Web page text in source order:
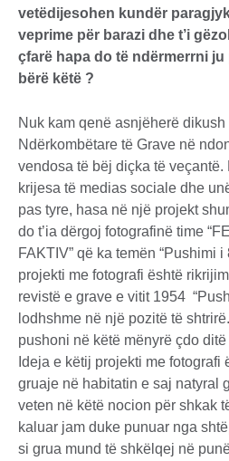
vetëdijesohen kundër
veprime për barazi dhe t’i
çfarë hapa do të ndërmerrni
bërë këtë ?
Nuk kam qenë asnjëherë dikush
Ndërkombëtare të Grave në
vendosa të bëj diçka të veçantë.
krijesa të medias sociale dhe
pas tyre, hasa në një projekt
do t’ia dërgoj fotografinë time
FAKTIV” që ka temën “Pushimi
projekti me fotografi është
revistë e grave e vitit 1954
lodhshme në një pozitë të
pushoni në këtë mënyrë çdo
Ideja e këtij projekti me fotografi
gruaje në habitatin e saj natyral
veten në këtë nocion për shkak
kaluar jam duke punuar nga
si grua mund të shkëlqej në